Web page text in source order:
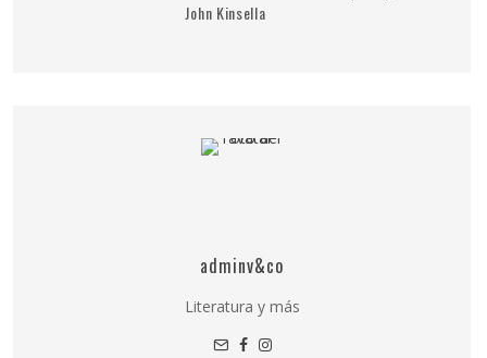
John Kinsella
adminv&co
Literatura y más